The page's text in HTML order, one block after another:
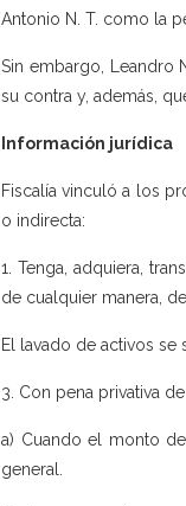
Antonio N. T. como la
Sin embargo, Leandro
su contra y, además,
Información jurídica
Fiscalía vinculó a los
o indirecta:
1. Tenga, adquiera,
de cualquier manera,
El lavado de activos se
3. Con pena privativa
a) Cuando el monto
general.